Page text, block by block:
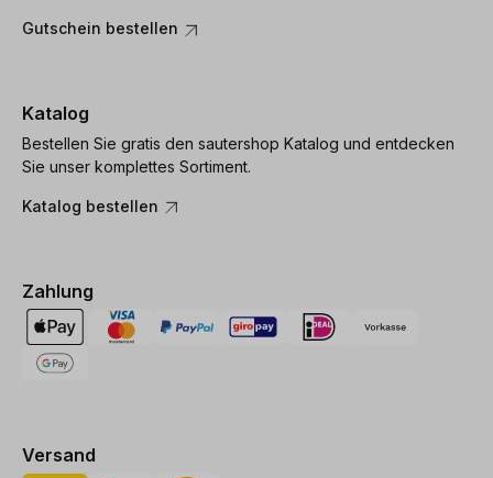
Gutschein bestellen
Katalog
Bestellen Sie gratis den sautershop Katalog und entdecken
Sie unser komplettes Sortiment.
Katalog bestellen
Zahlung
Versand